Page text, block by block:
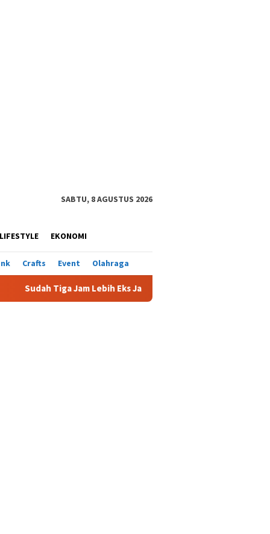
SABTU, 8 AGUSTUS 2026
LIFESTYLE EKONOMI
Crafts Event Olahraga
Jam Lebih Eks Jampidsus Febrie Adriansyah Masih Digarap